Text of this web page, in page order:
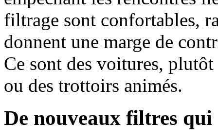
filtrage sont confortables,
donnent une marge de
Ce sont des voitures,
ou des trottoirs animés.
De nouveaux filtres qui